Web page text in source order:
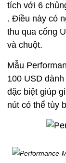
tích với 6
. Điều này có
thu qua cổng
và chuột.
Mẫu
100 USD
đặc biệt giúp
nút có thể tùy